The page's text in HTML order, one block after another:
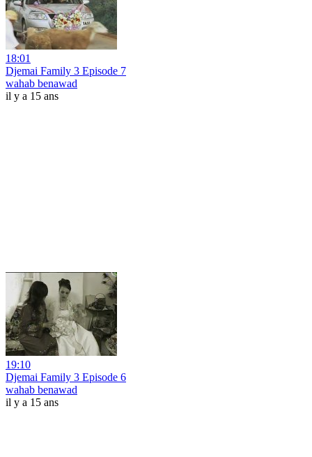
18:01
Djemai Family 3 Episode 7
wahab benawad
il y a 15 ans
19:10
Djemai Family 3 Episode 6
wahab benawad
il y a 15 ans